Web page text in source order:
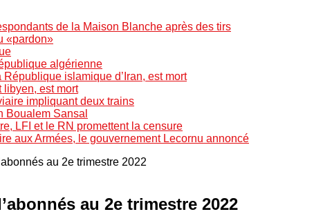
de la Maison Blanche après des tirs
«pardon»
algérienne
islamique d’Iran, est mort
libyen, est mort
impliquant deux trains
Boualem Sansal
LFI et le RN promettent la censure
aux Armées, le gouvernement Lecornu annoncé
au 2e trimestre 2022
au 2e trimestre 2022